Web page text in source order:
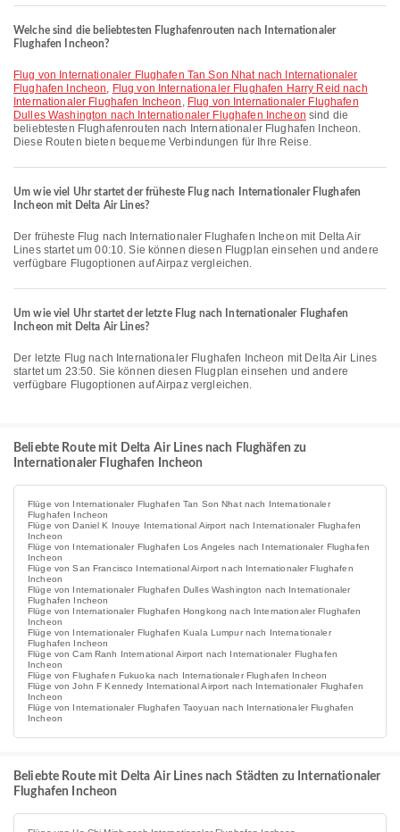
Welche sind die beliebtesten Flughafenrouten nach Internationaler
Flughafen Incheon?
Flug von Internationaler Flughafen Tan Son Nhat nach Internationaler
Flughafen Incheon, Flug von Internationaler Flughafen Harry Reid nach
Internationaler Flughafen Incheon , Flug von Internationaler Flughafen
Dulles Washington nach Internationaler Flughafen Incheon sind die
beliebtesten Flughafenrouten nach Internationaler Flughafen Incheon.
Diese Routen bieten bequeme Verbindungen für Ihre Reise.
Um wie viel Uhr startet der früheste Flug nach Internationaler Flughafen
Incheon mit Delta Air Lines?
Der früheste Flug nach Internationaler Flughafen Incheon mit Delta Air
Lines startet um 00:10. Sie können diesen Flugplan einsehen und andere
verfügbare Flugoptionen auf Airpaz vergleichen.
Um wie viel Uhr startet der letzte Flug nach Internationaler Flughafen
Incheon mit Delta Air Lines?
Der letzte Flug nach Internationaler Flughafen Incheon mit Delta Air Lines
startet um 23:50. Sie können diesen Flugplan einsehen und andere
verfügbare Flugoptionen auf Airpaz vergleichen.
Beliebte Route mit Delta Air Lines nach Flughäfen zu
Internationaler Flughafen Incheon
Flüge von Internationaler Flughafen Tan Son Nhat nach Internationaler
Flughafen Incheon
Flüge von Daniel K Inouye International Airport nach Internationaler Flughafen
Incheon
Flüge von Internationaler Flughafen Los Angeles nach Internationaler Flughafen
Incheon
Flüge von San Francisco International Airport nach Internationaler Flughafen
Incheon
Flüge von Internationaler Flughafen Dulles Washington nach Internationaler
Flughafen Incheon
Flüge von Internationaler Flughafen Hongkong nach Internationaler Flughafen
Incheon
Flüge von Internationaler Flughafen Kuala Lumpur nach Internationaler
Flughafen Incheon
Flüge von Cam Ranh International Airport nach Internationaler Flughafen
Incheon
Flüge von Flughafen Fukuoka nach Internationaler Flughafen Incheon
Flüge von John F Kennedy International Airport nach Internationaler Flughafen
Incheon
Flüge von Internationaler Flughafen Taoyuan nach Internationaler Flughafen
Incheon
Beliebte Route mit Delta Air Lines nach Städten zu Internationaler
Flughafen Incheon